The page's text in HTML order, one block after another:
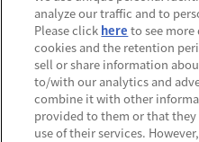
お問い合わせ
利用規約
Do Not Sell
アレルギー情報
analyze our traffic and to
Please click here to see more
cookies and the retention
sell or share information
to/with our analytics and
combine it with other
provided to them or that
use of their services.